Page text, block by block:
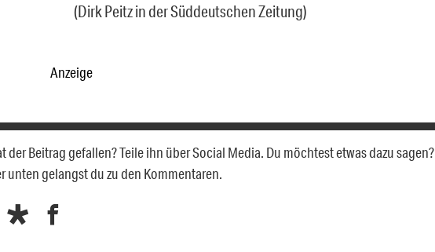
(Dirk Peitz in der Süddeutschen Zeitung)
Anzeige
der Beitrag gefallen? Teile ihn über Social Media. Du möchtest etwas dazu sagen?
unten gelangst du zu den Kommentaren.